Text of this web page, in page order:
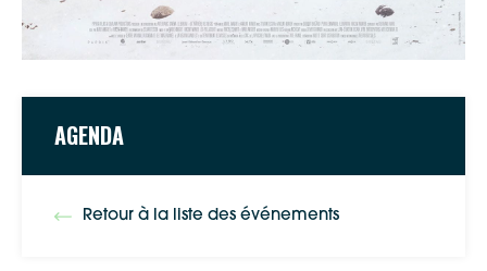
AGENDA
Retour à la liste des événements